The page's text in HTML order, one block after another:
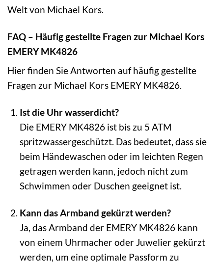
Welt von Michael Kors.
FAQ – Häufig gestellte Fragen zur Michael Kors
EMERY MK4826
Hier finden Sie Antworten auf häufig gestellte
Fragen zur Michael Kors EMERY MK4826.
Ist die Uhr wasserdicht?
Die EMERY MK4826 ist bis zu 5 ATM
spritzwassergeschützt. Das bedeutet, dass sie
beim Händewaschen oder im leichten Regen
getragen werden kann, jedoch nicht zum
Schwimmen oder Duschen geeignet ist.
Kann das Armband gekürzt werden?
Ja, das Armband der EMERY MK4826 kann
von einem Uhrmacher oder Juwelier gekürzt
werden, um eine optimale Passform zu